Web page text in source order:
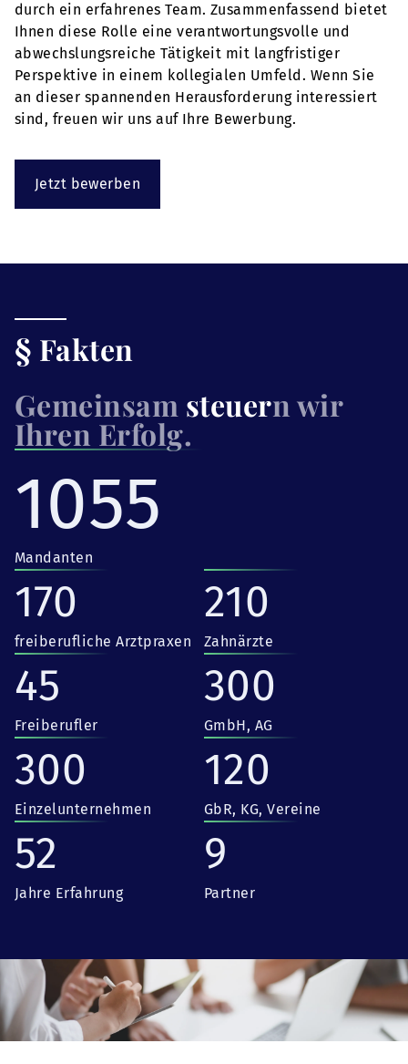
durch ein erfahrenes Team. Zusammenfassend bietet
Ihnen diese Rolle eine verantwortungsvolle und
abwechslungsreiche Tätigkeit mit langfristiger
Perspektive in einem kollegialen Umfeld. Wenn Sie
an dieser spannenden Herausforderung interessiert
sind, freuen wir uns auf Ihre Bewerbung.
Jetzt bewerben
§ Fakten
Gemeinsam steuern wir
Ihren Erfolg.
1055
Mandanten
170
freiberufliche Arztpraxen
210
Zahnärzte
45
Freiberufler
300
GmbH, AG
300
Einzelunternehmen
120
GbR, KG, Vereine
52
Jahre Erfahrung
9
Partner